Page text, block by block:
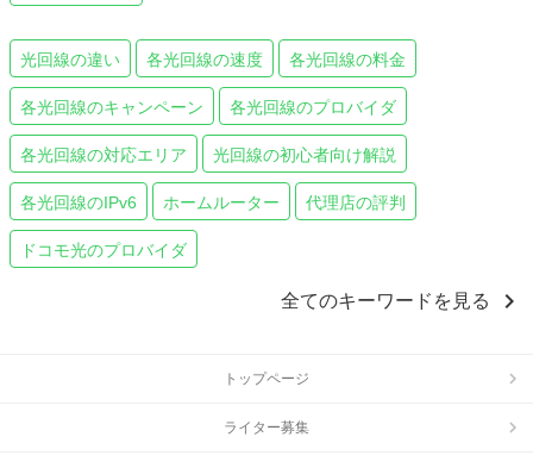
光回線の違い 各光回線の速度 各光回線の料金
各光回線のキャンペーン 各光回線のプロバイダ
各光回線の対応エリア 光回線の初心者向け解説
各光回線のIPv6 ホームルーター 代理店の評判
ドコモ光のプロバイダ
全てのキーワードを見る chevron_right
トップページ
ライター募集